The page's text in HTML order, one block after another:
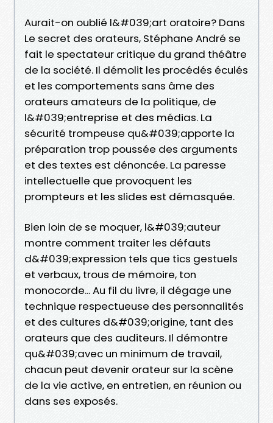
Aurait-on oublié l&#039;art oratoire? Dans
Le secret des orateurs, Stéphane André se
fait le spectateur critique du grand théâtre
de la société. Il démolit les procédés éculés
et les comportements sans âme des
orateurs amateurs de la politique, de
l&#039;entreprise et des médias. La
sécurité trompeuse qu&#039;apporte la
préparation trop poussée des arguments
et des textes est dénoncée. La paresse
intellectuelle que provoquent les
prompteurs et les slides est démasquée.
Bien loin de se moquer, l&#039;auteur
montre comment traiter les défauts
d&#039;expression tels que tics gestuels
et verbaux, trous de mémoire, ton
monocorde... Au fil du livre, il dégage une
technique respectueuse des personnalités
et des cultures d&#039;origine, tant des
orateurs que des auditeurs. Il démontre
qu&#039;avec un minimum de travail,
chacun peut devenir orateur sur la scène
de la vie active, en entretien, en réunion ou
dans ses exposés.